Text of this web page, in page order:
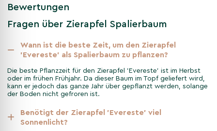
Regelmäßiges Schneiden hilft, die Form als Spalierbaum zu
bewahren, und fördert ein gesundes Wachstum. Der Zierapfel
ist äußerst winterhart und wenig anfällig für Krankheiten, was
ihn zu einer zuverlässigen Wahl für jedes Klima macht.
Nicht gefunden, was Sie gesucht
haben? Entdecken Sie unsere
weiteren Kategorien
Andere Kategorien
Am meisten verkauft
Bewertungen
Fragen über Zierapfel Spalierbaum
Wann ist die beste Zeit, um den Zierapfel
'Evereste' als Spalierbaum zu pflanzen?
Die beste Pflanzzeit für den Zierapfel 'Evereste' ist im Herbst
oder im frühen Frühjahr. Da dieser Baum im Topf geliefert wird,
kann er jedoch das ganze Jahr über gepflanzt werden, solange
der Boden nicht gefroren ist.
Benötigt der Zierapfel 'Evereste' viel
Sonnenlicht?